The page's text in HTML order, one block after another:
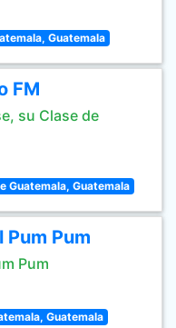
Guatemala
FM
su Clase de
Guatemala, Guatemala
Pum Pum
Pum
Guatemala